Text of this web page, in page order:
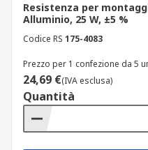
Resistenza per
Alluminio, 25 W, ±5 %
Codice RS 175-4083
Prezzo per 1 confezione da 5
24,69 €(IVA esclusa)
Quantità